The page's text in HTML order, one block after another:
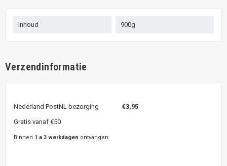
Inhoud 900g
Verzendinformatie
Nederland PostNL bezorging €3,95
Gratis vanaf €50
Binnen 1 a 3 werkdagen ontvangen.